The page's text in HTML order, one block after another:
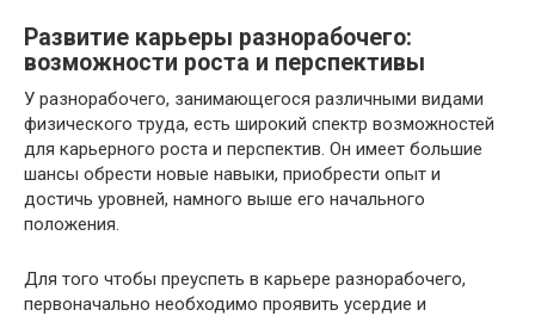
Развитие карьеры разнорабочего:
возможности роста и перспективы
У разнорабочего, занимающегося различными видами
физического труда, есть широкий спектр возможностей
для карьерного роста и перспектив. Он имеет большие
шансы обрести новые навыки, приобрести опыт и
достичь уровней, намного выше его начального
положения.
Для того чтобы преуспеть в карьере разнорабочего,
первоначально необходимо проявить усердие и